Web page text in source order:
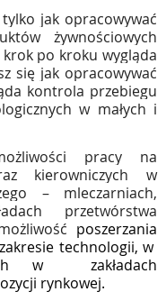
jak opracowywać
żywnościowych
krok po kroku wygląda
się jak opracowywać
kontrola przebiegu
w małych i
pracy na
kierowniczych w
– mleczarniach,
przetwórstwa
poszerzania
technologii, w
w
zakładach
rynkowej.